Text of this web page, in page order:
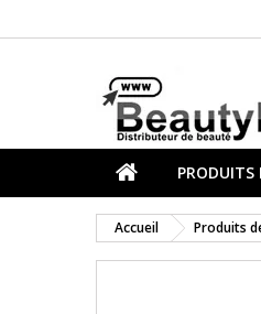
PRODUITS
Accueil Produits